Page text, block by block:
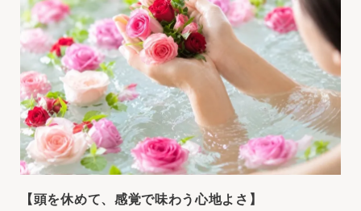
【頭を休めて、感覚で味わう心地よさ】